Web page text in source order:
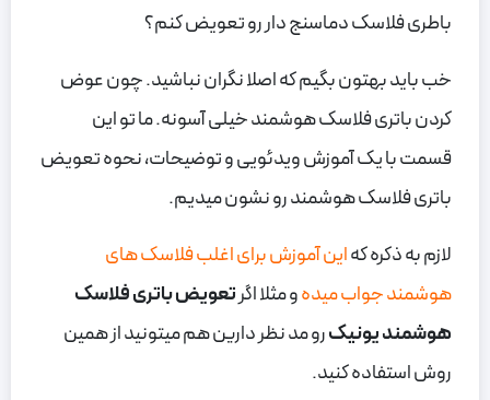
باطری فلاسک دماسنج دار رو تعویض کنم؟
خب باید بهتون بگیم که اصلا نگران نباشید. چون عوض
کردن باتری فلاسک هوشمند خیلی آسونه. ما تو این
قسمت با یک آموزش ویدئویی و توضیحات، نحوه تعویض
باتری فلاسک هوشمند رو نشون میدیم.
لازم به ذکره کهاین آموزش برای اغلب فلاسک های
هوشمند جواب میدهو مثلا اگرتعویض باتری فلاسک
هوشمند یونیکرو مد نظر دارین هم میتونید از همین
روش استفاده کنید.